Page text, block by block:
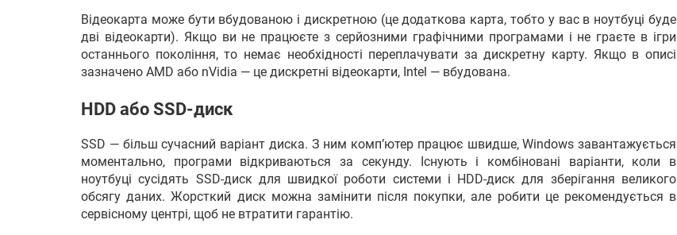
Відеокарта може бути вбудованою і дискретною (це додаткова карта, тобто у вас в ноутбуці буде
дві відеокарти). Якщо ви не працюєте з серйозними графічними програмами і не граєте в ігри
останнього покоління, то немає необхідності переплачувати за дискретну карту. Якщо в описі
зазначено AMD або nVidia — це дискретні відеокарти, Intel — вбудована.
HDD або SSD-диск
SSD — більш сучасний варіант диска. З ним комп’ютер працює швидше, Windows завантажується
моментально, програми відкриваються за секунду. Існують і комбіновані варіанти, коли в
ноутбуці сусідять SSD-диск для швидкої роботи системи і HDD-диск для зберігання великого
обсягу даних. Жорсткий диск можна замінити після покупки, але робити це рекомендується в
сервісному центрі, щоб не втратити гарантію.